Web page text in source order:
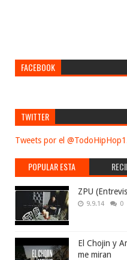
FACEBOOK
TWITTER
Tweets por el
POPULAR ESTA
SEMANA
ZPU
9.9.14 0
El Chojin y
me miran